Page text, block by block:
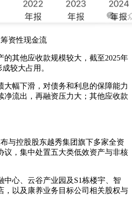
筹资性现金流
的其他应收款规模较大，截至2025年
较大占用。
大幅下滑，对债务和利息的保障能力
净流出，再融资压力大；其他应收款
与控股股东越秀集团旗下多家全资
议，集中处置五大类低效资产与非核
中心、云谷产业园及S1栋楼宇、智
，以及康养业务目标公司相关股权与